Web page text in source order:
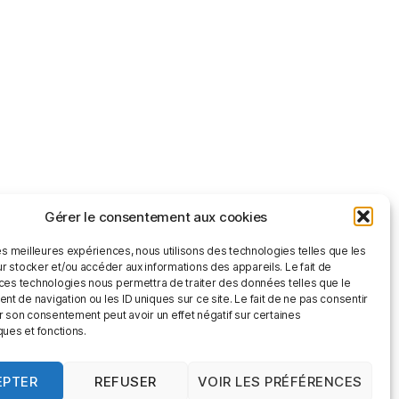
Gérer le consentement aux cookies
meilleures expériences, nous utilisons des technologies telles que les
stocker et/ou accéder aux informations des appareils. Le fait de
technologies nous permettra de traiter des données telles que le
de navigation ou les ID uniques sur ce site. Le fait de ne pas consentir
son consentement peut avoir un effet négatif sur certaines
et fonctions.
REFUSER VOIR LES PRÉFÉRENCES